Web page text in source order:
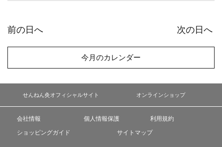
前の日へ 次の日へ
今月のカレンダー
せんねん灸オフィシャルサイト オンラインショップ
会社情報 個人情報保護
利用規約
ショッピングガイド
サイトマップ